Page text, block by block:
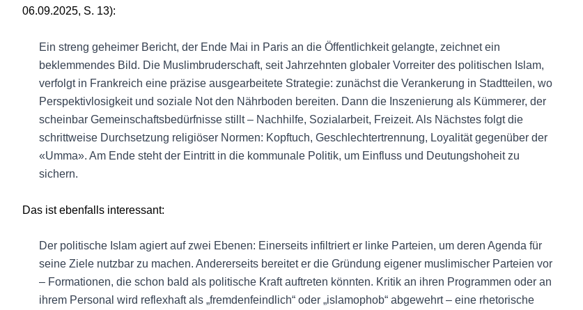
06.09.2025, S. 13):
Ein streng geheimer Bericht, der Ende Mai in Paris an die Öffentlichkeit gelangte, zeichnet ein
beklemmendes Bild. Die Muslimbruderschaft, seit Jahrzehnten globaler Vorreiter des politischen Islam,
verfolgt in Frankreich eine präzise ausgearbeitete Strategie: zunächst die Verankerung in Stadtteilen, wo
Perspektivlosigkeit und soziale Not den Nährboden bereiten. Dann die Inszenierung als Kümmerer, der
scheinbar Gemeinschaftsbedürfnisse stillt – Nachhilfe, Sozialarbeit, Freizeit. Als Nächstes folgt die
schrittweise Durchsetzung religiöser Normen: Kopftuch, Geschlechtertrennung, Loyalität gegenüber der
«Umma». Am Ende steht der Eintritt in die kommunale Politik, um Einfluss und Deutungshoheit zu
sichern.
Das ist ebenfalls interessant:
Der politische Islam agiert auf zwei Ebenen: Einerseits infiltriert er linke Parteien, um deren Agenda für
seine Ziele nutzbar zu machen. Andererseits bereitet er die Gründung eigener muslimischer Parteien vor
– Formationen, die schon bald als politische Kraft auftreten könnten. Kritik an ihren Programmen oder an
ihrem Personal wird reflexhaft als „fremdenfeindlich“ oder „islamophob“ abgewehrt – eine rhetorische